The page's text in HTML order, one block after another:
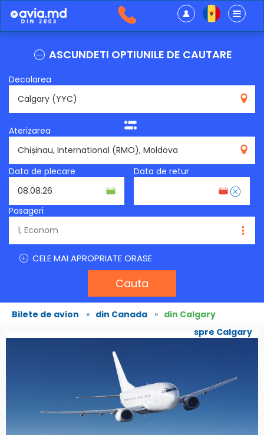
ASCUNDETI OPTIUNILE DE CAUTARE
Decolarea
Aterizarea
Data de plecare
Data de retur
Pasageri
CELE MAI APROPRIATE ORASE
Cauta
Bilete de avion » din Canada » din Calgary
spre Calgary